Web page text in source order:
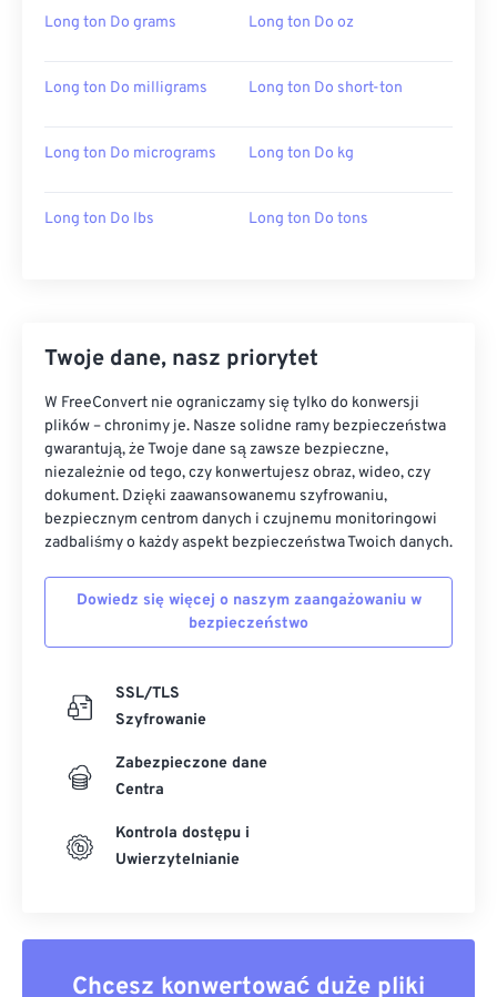
Long ton Do grams Long ton Do oz
Long ton Do milligrams Long ton Do short-ton
Long ton Do micrograms Long ton Do kg
Long ton Do lbs Long ton Do tons
Twoje dane, nasz priorytet
W FreeConvert nie ograniczamy się tylko do konwersji
plików – chronimy je. Nasze solidne ramy bezpieczeństwa
gwarantują, że Twoje dane są zawsze bezpieczne,
niezależnie od tego, czy konwertujesz obraz, wideo, czy
dokument. Dzięki zaawansowanemu szyfrowaniu,
bezpiecznym centrom danych i czujnemu monitoringowi
zadbaliśmy o każdy aspekt bezpieczeństwa Twoich danych.
Dowiedz się więcej o naszym zaangażowaniu w
bezpieczeństwo
SSL/TLS
Szyfrowanie
Zabezpieczone dane
Centra
Kontrola dostępu i
Uwierzytelnianie
Chcesz konwertować duże pliki